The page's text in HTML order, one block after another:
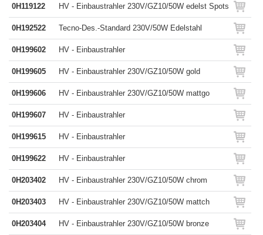
0H119122 HV - Einbaustrahler 230V/GZ10/50W edelst Spots
0H192522 Tecno-Des.-Standard 230V/50W Edelstahl
0H199602 HV - Einbaustrahler
0H199605 HV - Einbaustrahler 230V/GZ10/50W gold
0H199606 HV - Einbaustrahler 230V/GZ10/50W mattgo
0H199607 HV - Einbaustrahler
0H199615 HV - Einbaustrahler
0H199622 HV - Einbaustrahler
0H203402 HV - Einbaustrahler 230V/GZ10/50W chrom
0H203403 HV - Einbaustrahler 230V/GZ10/50W mattch
0H203404 HV - Einbaustrahler 230V/GZ10/50W bronze